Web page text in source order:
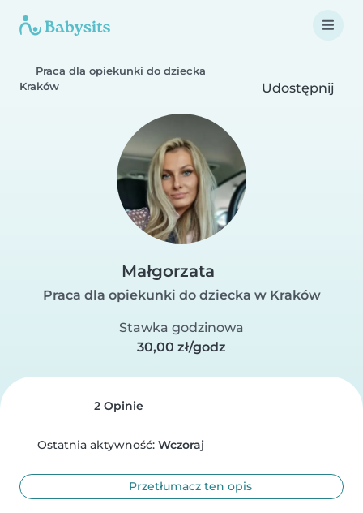
Praca dla opiekunki do dziecka
Kraków
Udostępnij
Małgorzata
Praca dla opiekunki do dziecka w Kraków
Stawka godzinowa
30,00 zł/godz
2 Opinie
Ostatnia aktywność: Wczoraj
Przetłumacz ten opis